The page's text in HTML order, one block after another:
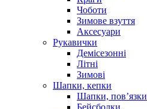
Чоботи
Зимове взуття
Аксесуари
Рукавички
Демісезонні
Літні
Зимові
Шапки, кепки
Шапки, пов’язки
Бейсболки